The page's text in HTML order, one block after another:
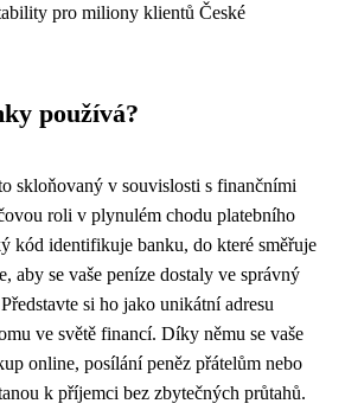
pro miliony klientů České
používá?
skloňovaný v souvislosti s finančními
roli v plynulém chodu platebního
kód identifikuje banku, do které směřuje
aby se vaše peníze dostaly ve správný
si ho jako unikátní adresu
ve světě financí. Díky němu se vaše
online, posílání peněz přátelům nebo
k příjemci bez zbytečných průtahů.